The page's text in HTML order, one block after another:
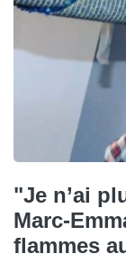
"Je n’ai
Marc-
flammes